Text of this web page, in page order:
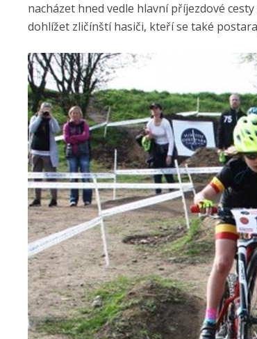
nacházet hned vedle hlavní příjezdové
dohlížet zličínští hasiči, kteří se také